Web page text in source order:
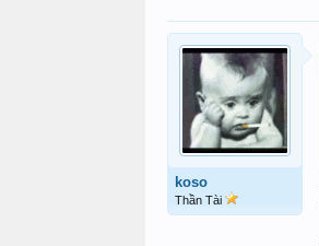
koso
Thần Tài